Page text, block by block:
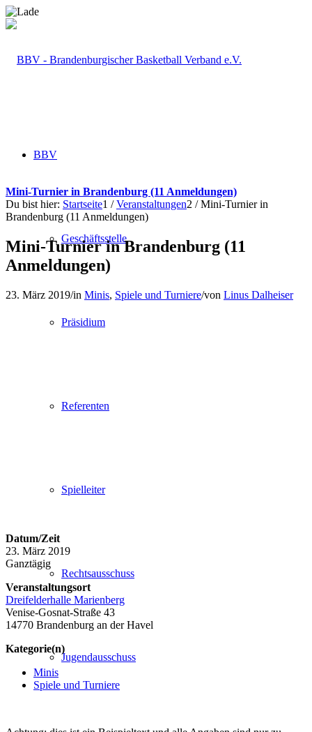
BBV
Geschäftsstelle
Präsidium
Referenten
Spielleiter
Rechtsausschuss
Jugendausschuss
Mini-Turnier in Brandenburg (11 Anmeldungen)
Du bist hier: Startseite1 / Veranstaltungen2 / Mini-Turnier in
Brandenburg (11 Anmeldungen)
Mini-Turnier in Brandenburg (11
Anmeldungen)
23. März 2019/in Minis, Spiele und Turniere/von Linus Dalheiser
Datum/Zeit
23. März 2019
Ganztägig
Veranstaltungsort
Dreifelderhalle Marienberg
Venise-Gosnat-Straße 43
14770 Brandenburg an der Havel
Kategorie(n)
Minis
Spiele und Turniere